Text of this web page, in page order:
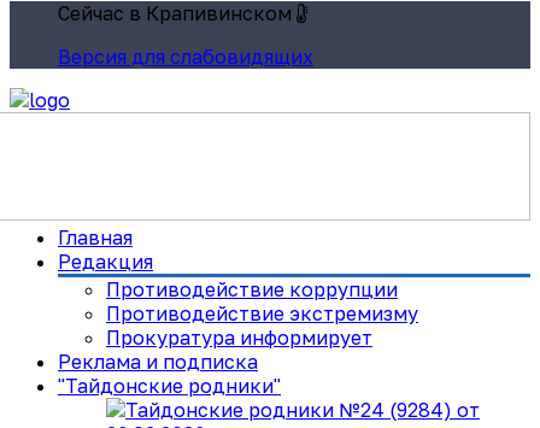
Сейчас в Крапивинском
Версия для слабовидящих
Главная
Редакция
Противодействие коррупции
Противодействие экстремизму
Прокуратура информирует
Реклама и подписка
"Тайдонские родники"